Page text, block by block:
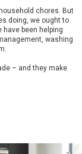
chores. But
doing, we ought to
have been helping
washing
– and they make